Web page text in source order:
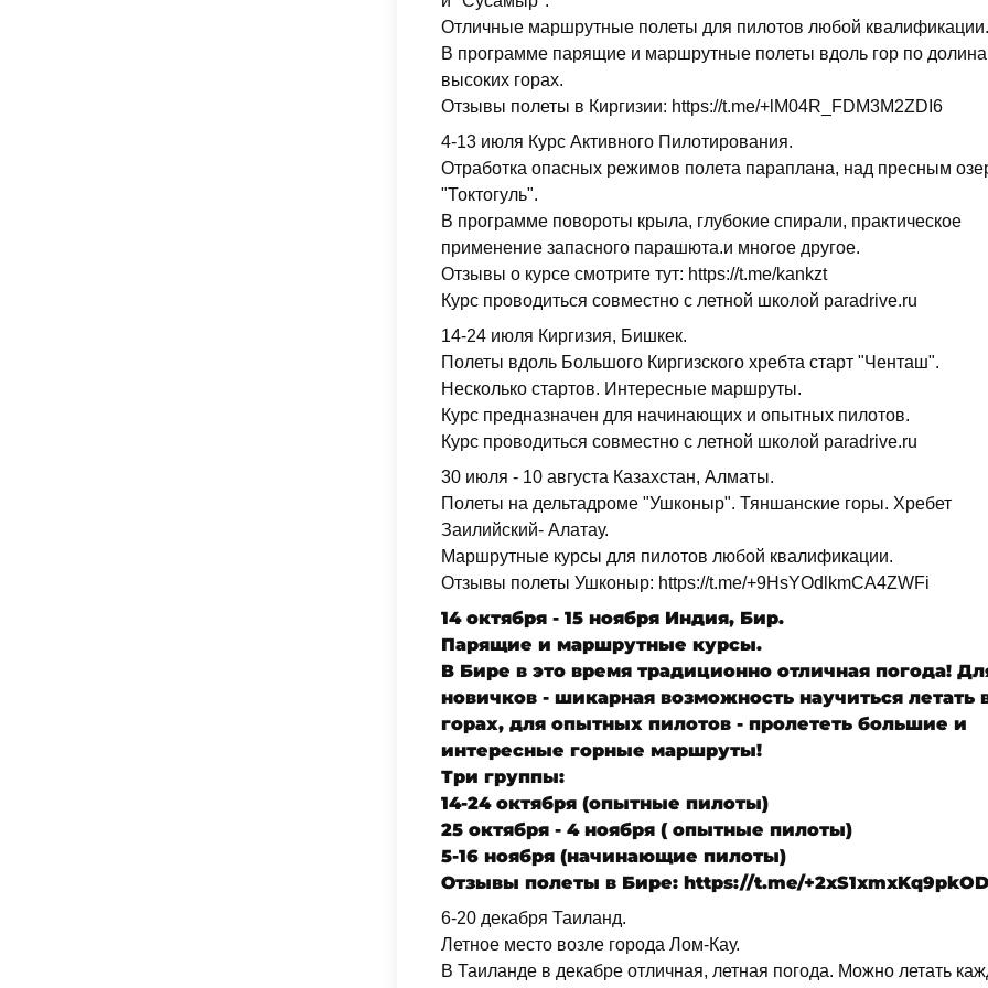
Отличные маршрутные полеты для пилотов любой квалификации.
В программе парящие и маршрутные полеты вдоль гор по
высоких горах.
Отзывы полеты в Киргизии: https://t.me/+lM04R_FDM3M2ZDI6
4-13 июля Курс Активного Пилотирования.
Отработка опасных режимов полета параплана, над пресным
"Токтогуль".
В программе повороты крыла, глубокие спирали, практическое
применение запасного парашюта.и многое другое.
Отзывы о курсе смотрите тут: https://t.me/kankzt
Курс проводиться совместно с летной школой paradrive.ru
14-24 июля Киргизия, Бишкек.
Полеты вдоль Большого Киргизского хребта старт "Ченташ".
Несколько стартов. Интересные маршруты.
Курс предназначен для начинающих и опытных пилотов.
Курс проводиться совместно с летной школой paradrive.ru
30 июля - 10 августа Казахстан, Алматы.
Полеты на дельтадроме "Ушконыр". Тяншанские горы. Хребет
Заилийский- Алатау.
Маршрутные курсы для пилотов любой квалификации.
Отзывы полеты Ушконыр: https://t.me/+9HsYOdlkmCA4ZWFi
14 октября - 15 ноября Индия, Бир.
Парящие и маршрутные курсы.
В Бире в это время традиционно отличная погода!
новичков - шикарная возможность научиться летать
горах, для опытных пилотов - пролететь большие и
интересные горные маршруты!
Три группы:
14-24 октября (опытные пилоты)
25 октября - 4 ноября ( опытные пилоты)
5-16 ноября (начинающие пилоты)
Отзывы полеты в Бире: https://t.me/
6-20 декабря Таиланд.
Летное место возле города Лом-Кау.
В Таиланде в декабре отличная, летная погода. Можно летать